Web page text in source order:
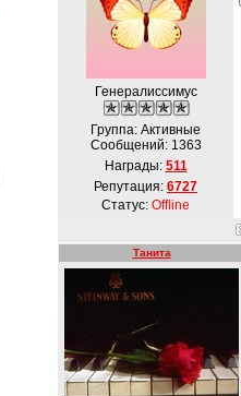
Генералиссимус
Группа: Активные
Сообщений: 1363
Награды: 511
Репутация: 6727
Статус: Offline
Танита